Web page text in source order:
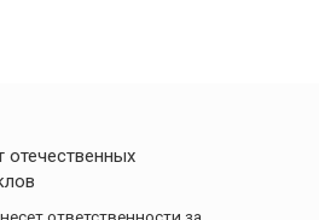
ответственности за